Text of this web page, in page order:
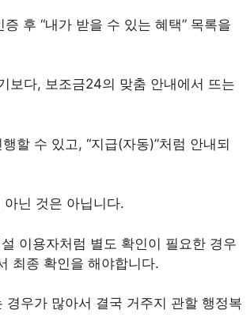
후 “내가 받을 수 있는 혜택” 목록을
기보다, 보조금24의 맞춤 안내에서 뜨는
할 수 있고, “지급(자동)”처럼 안내되
닌 것은 아닙니다.
이용자처럼 별도 확인이 필요한 경우
최종 확인을 해야합니다.
우가 많아서 결국 거주지 관할 행정복